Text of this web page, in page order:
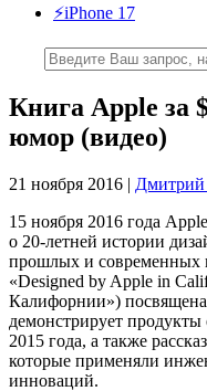
⚡️iPhone 17
Книга Apple за
юмор (видео)
21 ноября 2016 |
15 ноября 2016 года
о 20-летней истории
прошлых и современных
«Designed by Apple in
Калифорнии»)
демонстрирует продукты
2015 года, а также
которые применяли
инноваций.